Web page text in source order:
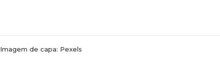
Imagem de capa: Pexels